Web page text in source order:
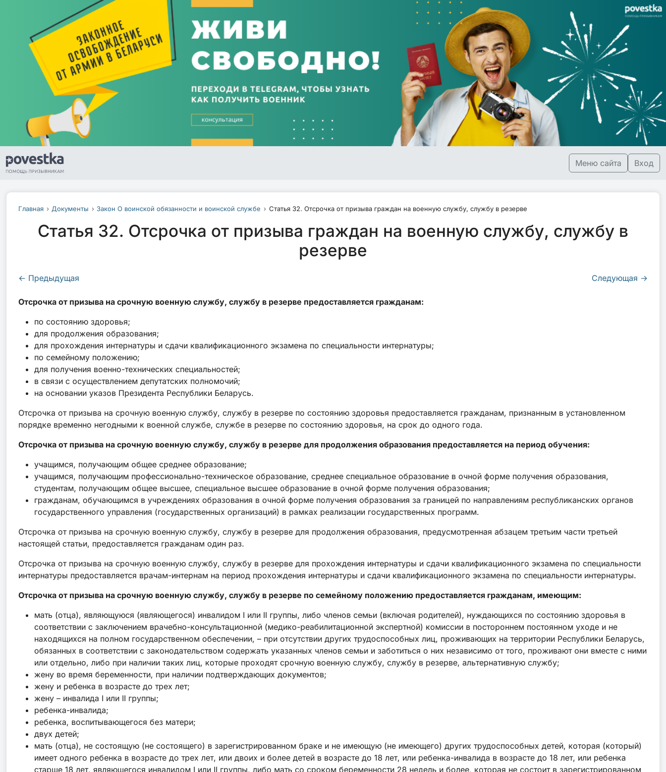
Меню сайта Вход
Главная Документы Закон О воинской обязанности и воинской службе Статья 32. Отсрочка от призыва граждан на военную службу, службу в резерве
Статья 32. Отсрочка от призыва граждан на военную службу, службу в
резерве
← Предыдущая Следующая →
Отсрочка от призыва на срочную военную службу, службу в резерве предоставляется гражданам:
по состоянию здоровья;
для продолжения образования;
для прохождения интернатуры и сдачи квалификационного экзамена по специальности интернатуры;
по семейному положению;
для получения военно-технических специальностей;
в связи с осуществлением депутатских полномочий;
на основании указов Президента Республики Беларусь.
Отсрочка от призыва на срочную военную службу, службу в резерве по состоянию здоровья предоставляется гражданам, признанным в установленном
порядке временно негодными к военной службе, службе в резерве по состоянию здоровья, на срок до одного года.
Отсрочка от призыва на срочную военную службу, службу в резерве для продолжения образования предоставляется на период обучения:
учащимся, получающим общее среднее образование;
учащимся, получающим профессионально-техническое образование, среднее специальное образование в очной форме получения образования,
студентам, получающим общее высшее, специальное высшее образование в очной форме получения образования;
гражданам, обучающимся в учреждениях образования в очной форме получения образования за границей по направлениям республиканских органов
государственного управления (государственных организаций) в рамках реализации государственных программ.
Отсрочка от призыва на срочную военную службу, службу в резерве для продолжения образования, предусмотренная абзацем третьим части третьей
настоящей статьи, предоставляется гражданам один раз.
Отсрочка от призыва на срочную военную службу, службу в резерве для прохождения интернатуры и сдачи квалификационного экзамена по специальности
интернатуры предоставляется врачам-интернам на период прохождения интернатуры и сдачи квалификационного экзамена по специальности интернатуры.
Отсрочка от призыва на срочную военную службу, службу в резерве по семейному положению предоставляется гражданам, имеющим:
мать (отца), являющуюся (являющегося) инвалидом I или II группы, либо членов семьи (включая родителей), нуждающихся по состоянию здоровья в
соответствии с заключением врачебно-консультационной (медико-реабилитационной экспертной) комиссии в постороннем постоянном уходе и не
находящихся на полном государственном обеспечении, – при отсутствии других трудоспособных лиц, проживающих на территории Республики Беларусь,
обязанных в соответствии с законодательством содержать указанных членов семьи и заботиться о них независимо от того, проживают они вместе с ними
или отдельно, либо при наличии таких лиц, которые проходят срочную военную службу, службу в резерве, альтернативную службу;
жену во время беременности, при наличии подтверждающих документов;
жену и ребенка в возрасте до трех лет;
жену – инвалида І или ІІ группы;
ребенка-инвалида;
ребенка, воспитывающегося без матери;
двух детей;
мать (отца), не состоящую (не состоящего) в зарегистрированном браке и не имеющую (не имеющего) других трудоспособных детей, которая (который)
имеет одного ребенка в возрасте до трех лет, или двоих и более детей в возрасте до 18 лет, или ребенка-инвалида в возрасте до 18 лет, или ребенка
старше 18 лет, являющегося инвалидом I или II группы, либо мать со сроком беременности 28 недель и более, которая не состоит в зарегистрированном